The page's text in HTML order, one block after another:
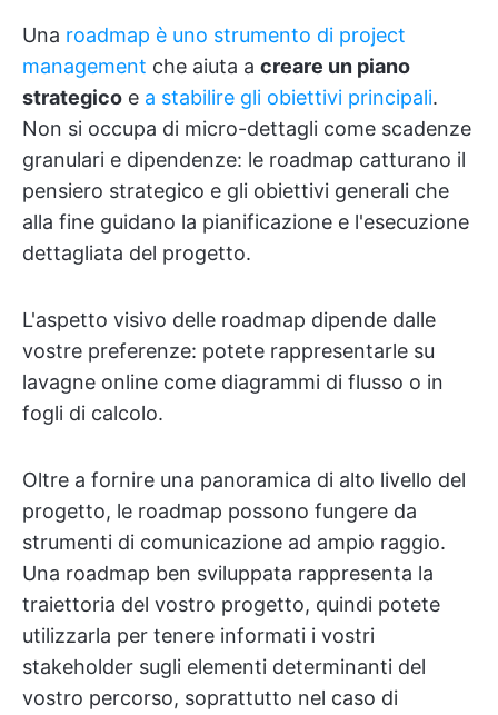
Una roadmap è uno strumento di project
management che aiuta a creare un piano
strategico e a stabilire gli obiettivi principali.
Non si occupa di micro-dettagli come scadenze
granulari e dipendenze: le roadmap catturano il
pensiero strategico e gli obiettivi generali che
alla fine guidano la pianificazione e l'esecuzione
dettagliata del progetto.
L'aspetto visivo delle roadmap dipende dalle
vostre preferenze: potete rappresentarle su
lavagne online come diagrammi di flusso o in
fogli di calcolo.
Oltre a fornire una panoramica di alto livello del
progetto, le roadmap possono fungere da
strumenti di comunicazione ad ampio raggio.
Una roadmap ben sviluppata rappresenta la
traiettoria del vostro progetto, quindi potete
utilizzarla per tenere informati i vostri
stakeholder sugli elementi determinanti del
vostro percorso, soprattutto nel caso di